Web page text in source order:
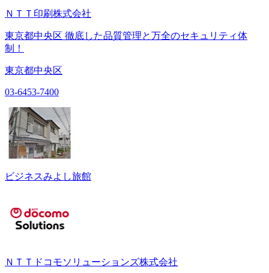
ＮＴＴ印刷株式会社
東京都中央区 徹底した品質管理と万全のセキュリティ体
制！
東京都中央区
03-6453-7400
ビジネスみよし旅館
ＮＴＴドコモソリューションズ株式会社